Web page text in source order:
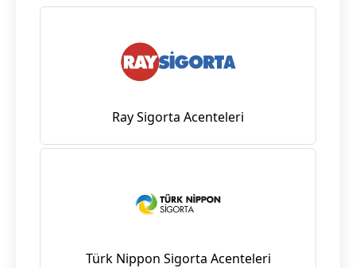
Ray Sigorta Acenteleri
Türk Nippon Sigorta Acenteleri